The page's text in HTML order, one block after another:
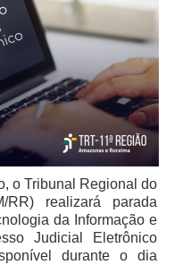
e de Tabelas
Judiciária e Ciência de
o Tribunal Regional do
realizará parada
da Informação e
Judicial Eletrônico
durante o dia